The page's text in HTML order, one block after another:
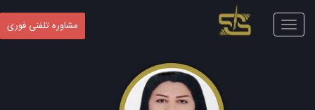
Toggle
navigation
مشاوره تلفنی فوری